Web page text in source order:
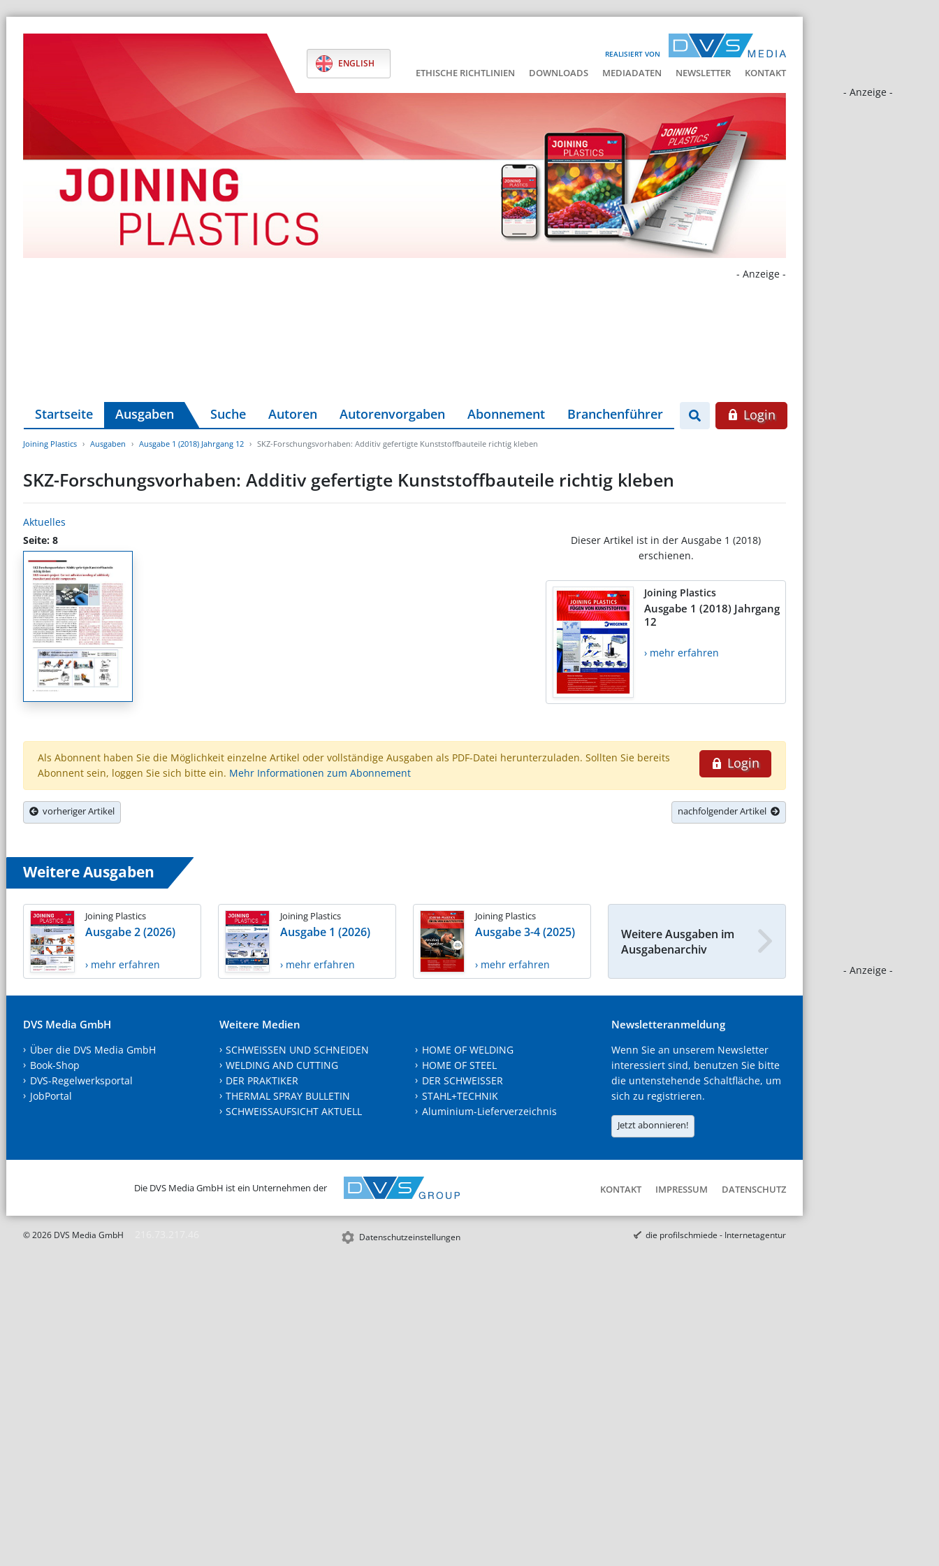
REALISIERT VON
ENGLISH
ETHISCHE RICHTLINIEN DOWNLOADS MEDIADATEN NEWSLETTER KONTAKT
- Anzeige -
- Anzeige -
- Anzeige -
Startseite Ausgaben Suche Autoren Autorenvorgaben Abonnement Branchenführer Login
Joining Plastics Ausgaben Ausgabe 1 (2018) Jahrgang 12 SKZ-Forschungsvorhaben: Additiv gefertigte Kunststoffbauteile richtig kleben
SKZ-Forschungsvorhaben: Additiv gefertigte Kunststoffbauteile richtig kleben
Aktuelles
Seite: 8
Dieser Artikel ist in der Ausgabe 1 (2018)
erschienen.
Joining Plastics
Ausgabe 1 (2018) Jahrgang
12
› mehr erfahren
Login
Als Abonnent haben Sie die Möglichkeit einzelne Artikel oder vollständige Ausgaben als PDF-Datei herunterzuladen. Sollten Sie bereits
Abonnent sein, loggen Sie sich bitte ein. Mehr Informationen zum Abonnement
vorheriger Artikel nachfolgender Artikel
Weitere Ausgaben
Joining Plastics
Ausgabe 2 (2026)
› mehr erfahren
Joining Plastics
Ausgabe 1 (2026)
› mehr erfahren
Joining Plastics
Ausgabe 3-4 (2025)
› mehr erfahren
Weitere Ausgaben im
Ausgabenarchiv
DVS Media GmbH
Über die DVS Media GmbH
Book-Shop
DVS-Regelwerksportal
JobPortal
Weitere Medien
SCHWEISSEN UND SCHNEIDEN
WELDING AND CUTTING
DER PRAKTIKER
THERMAL SPRAY BULLETIN
SCHWEISSAUFSICHT AKTUELL
HOME OF WELDING
HOME OF STEEL
DER SCHWEISSER
STAHL+TECHNIK
Aluminium-Lieferverzeichnis
Newsletteranmeldung
Wenn Sie an unserem Newsletter
interessiert sind, benutzen Sie bitte
die untenstehende Schaltfläche, um
sich zu registrieren.
Jetzt abonnieren!
Die DVS Media GmbH ist ein Unternehmen der KONTAKT IMPRESSUM DATENSCHUTZ
© 2026 DVS Media GmbH Datenschutzeinstellungen die profilschmiede - Internetagentur